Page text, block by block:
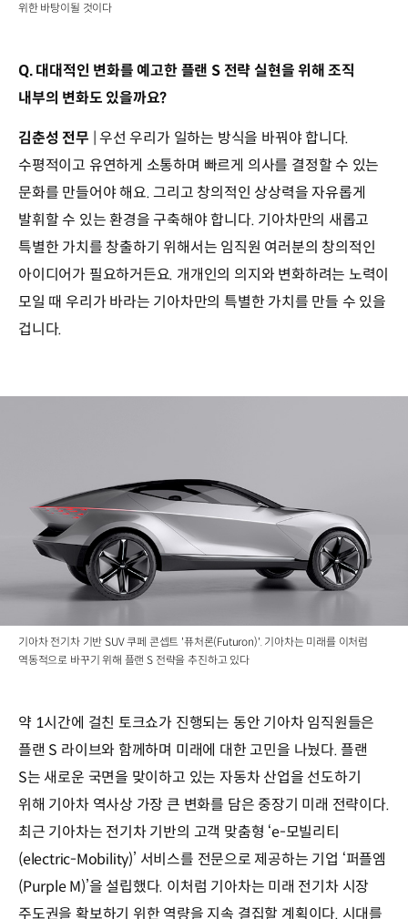
위한 바탕이될 것이다
Q. 대대적인 변화를 예고한 플랜 S 전략 실현을 위해 조직
내부의 변화도 있을까요?
김춘성 전무 | 우선 우리가 일하는 방식을 바꿔야 합니다.
수평적이고 유연하게 소통하며 빠르게 의사를 결정할 수 있는
문화를 만들어야 해요. 그리고 창의적인 상상력을 자유롭게
발휘할 수 있는 환경을 구축해야 합니다. 기아차만의 새롭고
특별한 가치를 창출하기 위해서는 임직원 여러분의 창의적인
아이디어가 필요하거든요. 개개인의 의지와 변화하려는 노력이
모일 때 우리가 바라는 기아차만의 특별한 가치를 만들 수 있을
겁니다.
기아차 전기차 기반 SUV 쿠페 콘셉트 '퓨처론(Futuron)'. 기아차는 미래를 이처럼
역동적으로 바꾸기 위해 플랜 S 전략을 추진하고 있다
약 1시간에 걸친 토크쇼가 진행되는 동안 기아차 임직원들은
플랜 S 라이브와 함께하며 미래에 대한 고민을 나눴다. 플랜
S는 새로운 국면을 맞이하고 있는 자동차 산업을 선도하기
위해 기아차 역사상 가장 큰 변화를 담은 중장기 미래 전략이다.
최근 기아차는 전기차 기반의 고객 맞춤형 ‘e-모빌리티
(electric-Mobility)’ 서비스를 전문으로 제공하는 기업 ‘퍼플엠
(Purple M)’을 설립했다. 이처럼 기아차는 미래 전기차 시장
주도권을 확보하기 위한 역량을 지속 결집할 계획이다. 시대를